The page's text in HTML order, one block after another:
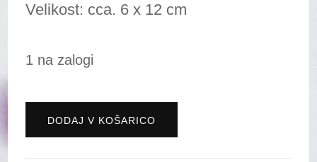
Velikost: cca. 6 x 12 cm
1 na zalogi
DODAJ V KOŠARICO